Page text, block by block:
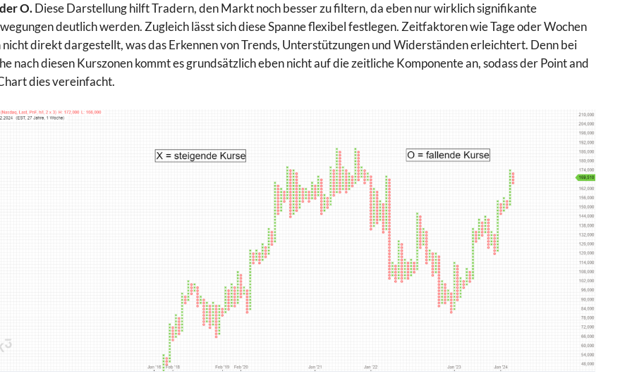
O.Diese Darstellung hilft Tradern, den Markt noch besser zu filtern, da eben nur wirklich signifikante
deutlich werden. Zugleich lässt sich diese Spanne flexibel festlegen. Zeitfaktoren wie Tage oder Wochen
direkt dargestellt, was das Erkennen von Trends, Unterstützungen und Widerständen erleichtert. Denn bei
nach diesen Kurszonen kommt es grundsätzlich eben nicht auf die zeitliche Komponente an, sodass der Point and
dies vereinfacht.